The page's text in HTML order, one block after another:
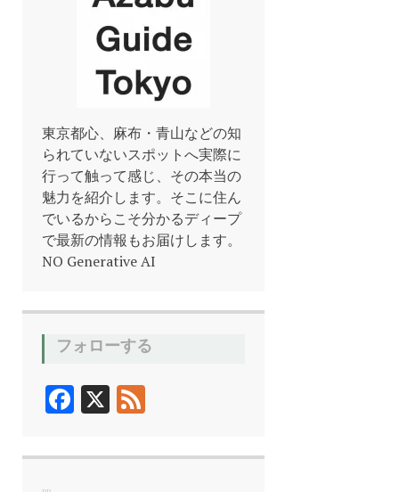
東京都心、麻布・青山などの知
られていないスポットへ実際に
行って触って感じ、その本当の
魅力を紹介します。そこに住ん
でいるからこそ分かるディープ
で最新の情報もお届けします。
NO Generative AI
フォローする
F
e
X
d